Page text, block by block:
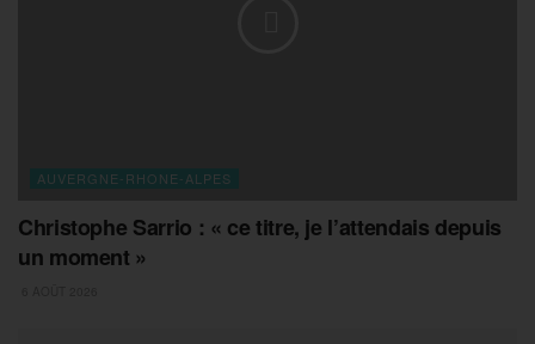
AUVERGNE-RHONE-ALPES
Christophe Sarrio : « ce titre, je l’attendais depuis
un moment »